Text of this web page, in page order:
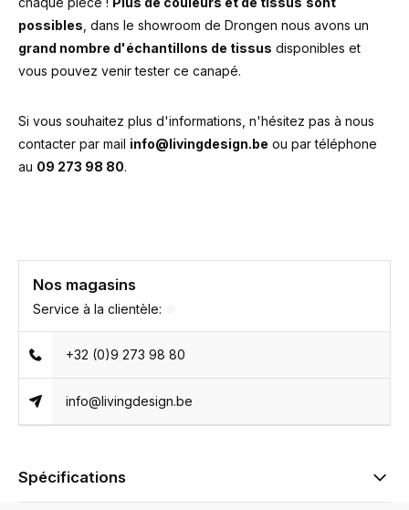
possibles , dans le showroom de Drongen nous avons un
grand nombre d'échantillons de tissus disponibles et
vous pouvez venir tester ce canapé.
Si vous souhaitez plus d'informations, n'hésitez pas à nous
contacter par mail info@livingdesign.be ou par téléphone
au 09 273 98 80.
Nos magasins
Service à la clientèle:
+32 (0)9 273 98 80
info@livingdesign.be
Spécifications